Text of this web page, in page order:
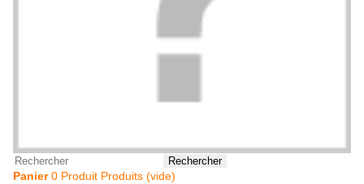
Rechercher
Panier 0 Produit Produits (vide)